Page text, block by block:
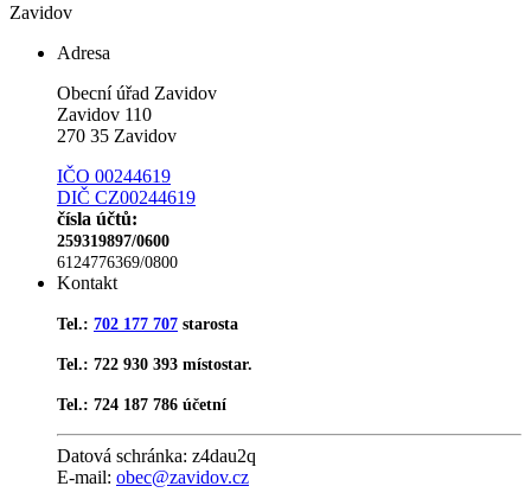
Zavidov
Adresa
Obecní úřad Zavidov
Zavidov 110
270 35 Zavidov
IČO 00244619
DIČ CZ00244619
čísla účtů:
259319897/0600
6124776369/0800
Kontakt
Tel.: 702 177 707 starosta
Tel.: 722 930 393 místostar.
Tel.: 724 187 786 účetní
Datová schránka: z4dau2q
E-mail: obec@zavidov.cz